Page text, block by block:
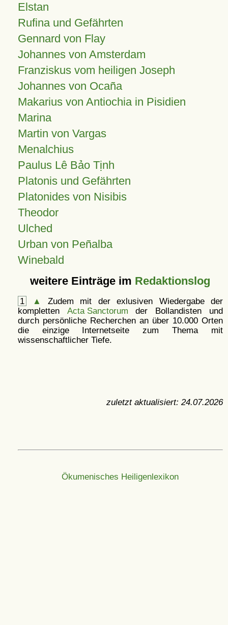
Elstan
Rufina und Gefährten
Gennard von Flay
Johannes von Amsterdam
Franziskus vom heiligen Joseph
Johannes von Ocaña
Makarius von Antiochia in Pisidien
Marina
Martin von Vargas
Menalchius
Paulus Lê Bảo Tịnh
Platonis und Gefährten
Platonides von Nisibis
Theodor
Ulched
Urban von Peñalba
Winebald
weitere Einträge im Redaktionslog
1 ▲
Zudem mit der exlusiven Wiedergabe der
kompletten Acta Sanctorum der Bollandisten und
durch persönliche Recherchen an über 10.000 Orten
die einzige Internetseite zum Thema mit
wissenschaftlicher Tiefe.
zuletzt aktualisiert: 24.07.2026
Ökumenisches Heiligenlexikon